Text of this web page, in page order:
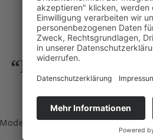
“Echte Stimmen
Moderne Ausstattung, nette